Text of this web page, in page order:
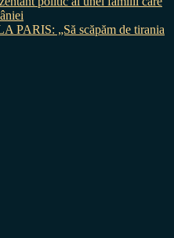
PARIS: „Să scăpăm de tirania